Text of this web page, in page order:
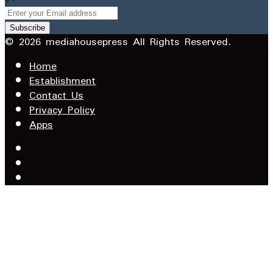
Enter
your
Email
© 2026 mediahousepress All Rights Reserved.
Home
Establishment
Contact Us
Privacy Policy
Apps